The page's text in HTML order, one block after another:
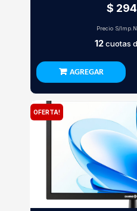
$
Precio S/
12cuotas
AGREGAR
OFERTA!